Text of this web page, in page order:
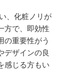
、化粧ノリが
方で、即効性
の重要性がう
デザインの良
感じる方もい